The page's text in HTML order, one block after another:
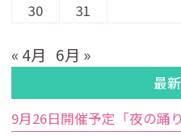
30
31
« 4月 6月 »
最